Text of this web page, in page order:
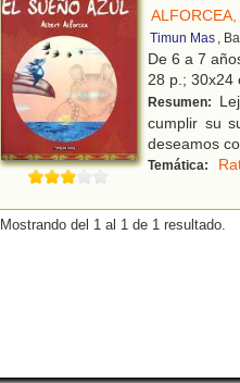
Timun Mas ,
De 6 a 7
28 p.; 30x24
Resumen:
cumplir su
deseamos
Temática:
Mostrando del 1 al 1 de 1 resultado.